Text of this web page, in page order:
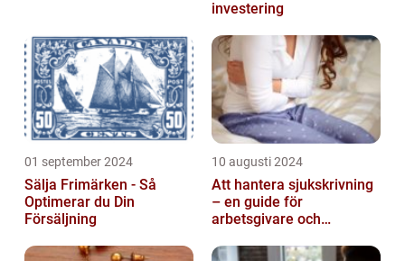
investering
01 september 2024
Sälja Frimärken - Så
Optimerar du Din
Försäljning
10 augusti 2024
Att hantera sjukskrivning
– en guide för
arbetsgivare och